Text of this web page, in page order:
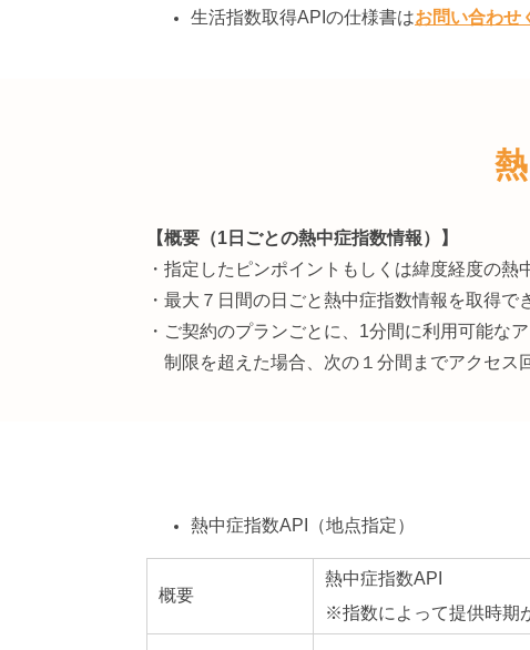
生活指数取得APIの仕様書はお問い合わせ
【概要（1日ごとの熱中症指数情報）】
・指定したピンポイントもしくは緯度経度の熱
・最大７日間の日ごと熱中症指数情報を取得で
・ご契約のプランごとに、1分間に利用可能な
制限を超えた場合、次の１分間までアクセス
熱中症指数API（地点指定）
概要
熱中症指数API
※指数によって提供時期